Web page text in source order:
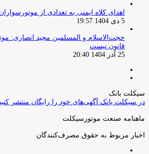
اهدای کلاه ایمنی به تعدادی از
5 دی 1404 19:57
حجت‌الاسلام و المسلمین مجید انصاری:
قانون نیست
25 آذر 1404 20:40
سیکلت بانک
در سیکلت بانک آگهی‌های خود را رایگان منتشر
ماهنامه صنعت موتورسیکلت
اخبار مربوط به حقوق مصرف‌کنندگان